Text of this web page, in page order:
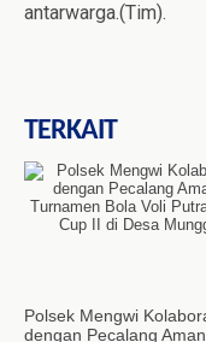
antarwarga.(Tim).
TERKAIT
Polsek Mengwi
dengan Pecalang